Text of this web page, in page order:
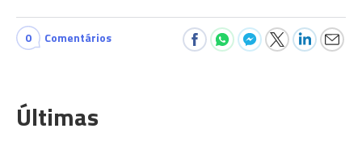
0 Comentários
Últimas